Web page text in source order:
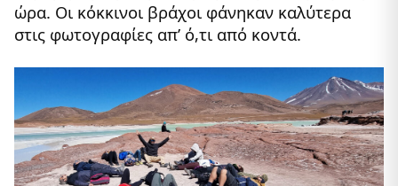
ώρα. Οι κόκκινοι βράχοι φάνηκαν καλύτερα
στις φωτογραφίες απ’ ό,τι από κοντά.